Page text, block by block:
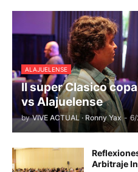
ALAJUELENSE
II super Clasico
vs Alajuelense
by VIVE ACTUAL · Ronny Yax - 6/
Arbitraje